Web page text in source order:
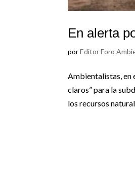
En alerta
porEditor Foro
Ambientalistas, en
claros” para la
los recursos